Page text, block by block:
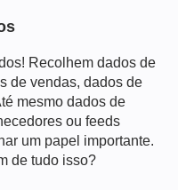
Recolhem dados de
de vendas, dados de
mesmo dados de
ou feeds
um papel importante.
de tudo isso?